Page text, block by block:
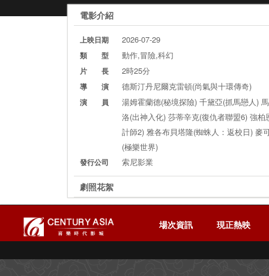
電影介紹
上映日期 2026-07-29
類 型 動作,冒險,科幻
片 長 2時25分
導 演 德斯汀丹尼爾克雷頓(尚氣與十環傳奇)
演 員
湯姆霍蘭德(秘境探險) 千黛亞(抓馬戀人)
洛(出神入化) 莎蒂辛克(復仇者聯盟6) 強柏
計師2) 雅各布貝塔隆(蜘蛛人：返校日) 麥
(極樂世界)
發行公司 索尼影業
劇照花絮
場次資訊 現正熱映